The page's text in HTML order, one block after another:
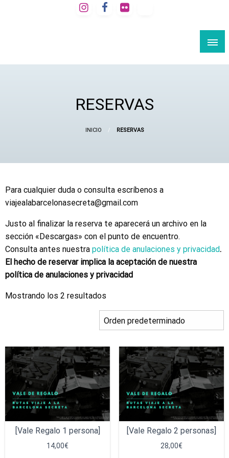
RESERVAS
INICIO RESERVAS
Para cualquier duda o consulta escríbenos a
viajealabarcelonasecreta@gmail.com
Justo al finalizar la reserva te aparecerá un archivo en la
sección «Descargas» con el punto de encuentro.
Consulta antes nuestra política de anulaciones y privacidad.
El hecho de reservar implica la aceptación de nuestra
política de anulaciones y privacidad
Mostrando los 2 resultados
[Vale Regalo 1 persona]
14,00€
[Vale Regalo 2 personas]
28,00€